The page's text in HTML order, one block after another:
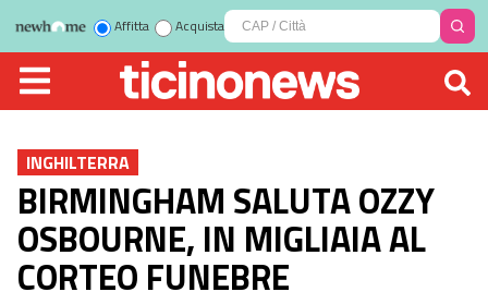
Affitta Acquista
INGHILTERRA
BIRMINGHAM SALUTA OZZY
OSBOURNE, IN MIGLIAIA AL
CORTEO FUNEBRE